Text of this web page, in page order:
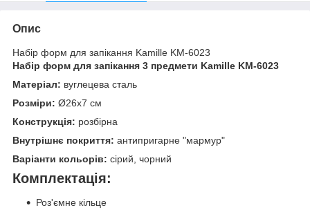
Опис
Набір форм для запікання Kamille KM-6023
Набір форм для запікання 3 предмети Kamille KM-6023
Матеріал: вуглецева сталь
Розміри: Ø26х7 см
Конструкція: розбірна
Внутрішнє покриття: антипригарне "мармур"
Варіанти кольорів: сірий, чорний
Комплектація:
Роз'ємне кільце